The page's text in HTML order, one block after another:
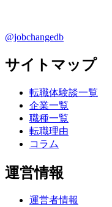
@jobchangedb
サイトマップ
転職体験談一覧
企業一覧
職種一覧
転職理由
コラム
運営情報
運営者情報